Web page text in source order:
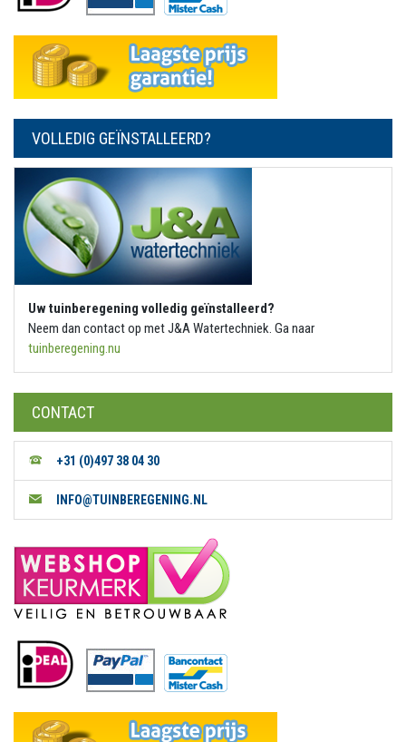
VOLLEDIG GEÏNSTALLEERD?
Uw tuinberegening volledig geïnstalleerd?
Neem dan contact op met J&A Watertechniek. Ga naar
tuinberegening.nu
CONTACT
+31 (0)497 38 04 30
INFO@TUINBEREGENING.NL